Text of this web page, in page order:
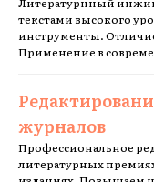
текстами высокого
инструменты.
Применение в
журналов
Профессиональное
литературных